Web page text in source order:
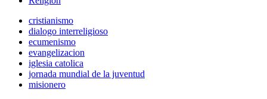
cristianismo
dialogo interreligioso
ecumenismo
evangelizacion
iglesia catolica
jornada mundial de la juventud
misionero